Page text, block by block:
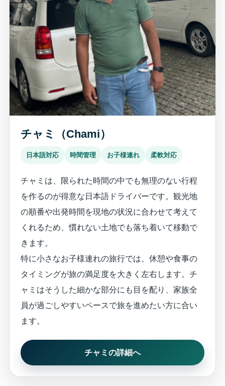
チャミ（Chami）
日本語対応 時間管理 お子様連れ 柔軟対応
チャミは、限られた時間の中でも無理のない行程
を作るのが得意な日本語ドライバーです。観光地
の順番や出発時間を現地の状況に合わせて考えて
くれるため、慣れない土地でも落ち着いて移動で
きます。
特に小さなお子様連れの旅行では、休憩や食事の
タイミングが旅の満足度を大きく左右します。チ
ャミはそうした細かな部分にも目を配り、家族全
員が過ごしやすいペースで旅を進めたい方に合い
ます。
チャミの詳細へ